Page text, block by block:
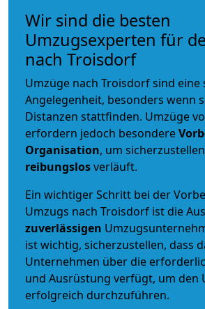
Wir sind die besten
Umzugsexperten für
nach Troisdorf
Umzüge nach Troisdorf sind eine
Angelegenheit, besonders wenn
Distanzen stattfinden. Umzüge
erfordern jedoch besondere
Organisation, um
reibungslosverläuft.
Ein wichtiger Schritt bei der
Umzugs nach Troisdorf ist die
zuverlässigen
ist wichtig, sicherzustellen, dass
Unternehmen über die
und Ausrüstung verfügt, um den
erfolgreich durchzuführen.